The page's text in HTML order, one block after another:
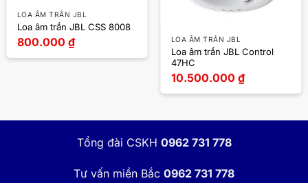
LOA ÂM TRẦN JBL
Loa âm trần JBL CSS 8008
800.000 ₫ LOA ÂM TRẦN JBL
Loa âm trần JBL Control
47HC
10.500.000 ₫
Tổng đài CSKH 0962 731 778
Tư vấn miền Bắc 0962 731 778